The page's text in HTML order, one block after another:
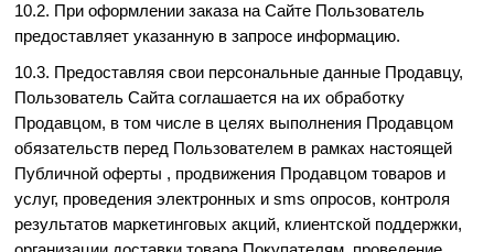
10.2. При оформлении заказа на Сайте Пользователь
предоставляет указанную в запросе информацию.
10.3. Предоставляя свои персональные данные Продавцу,
Пользователь Сайта соглашается на их обработку
Продавцом, в том числе в целях выполнения Продавцом
обязательств перед Пользователем в рамках настоящей
Публичной оферты , продвижения Продавцом товаров и
услуг, проведения электронных и sms опросов, контроля
результатов маркетинговых акций, клиентской поддержки,